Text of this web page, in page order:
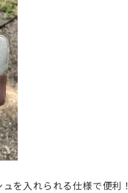
を入れられる仕様で便利！